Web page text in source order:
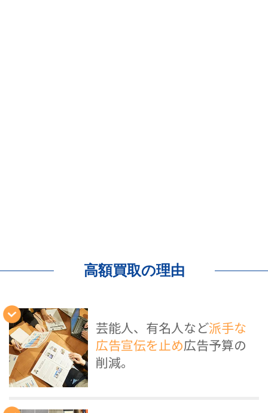
高額買取の理由
芸能人、有名人など派手な
広告宣伝を止め広告予算の
削減。